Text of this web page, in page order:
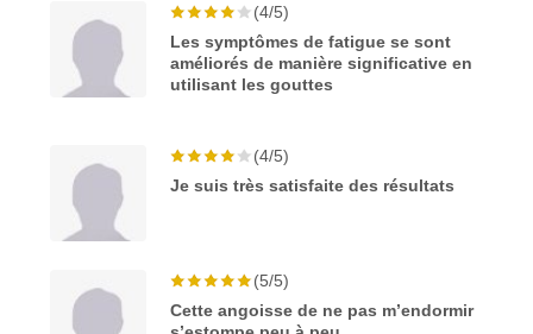
(4/5)
Les symptômes de fatigue se sont
améliorés de manière significative en
utilisant les gouttes
(4/5)
Je suis très satisfaite des résultats
(5/5)
Cette angoisse de ne pas m’endormir